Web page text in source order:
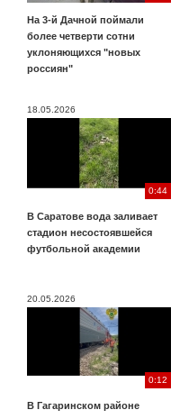
На 3-й Дачной поймали
более четверти сотни
уклоняющихся "новых
россиян"
18.05.2026
0:44
В Саратове вода заливает
стадион несостоявшейся
футбольной академии
20.05.2026
0:12
В Гагаринском районе